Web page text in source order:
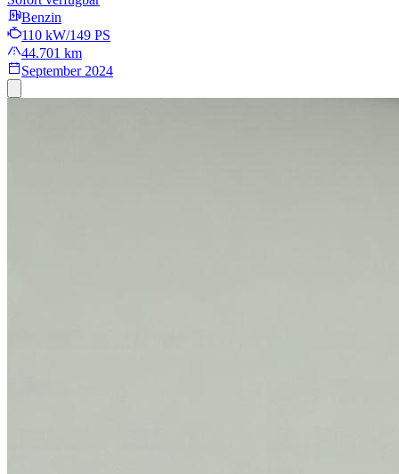
Benzin
110 kW/149 PS
44.701 km
September 2024